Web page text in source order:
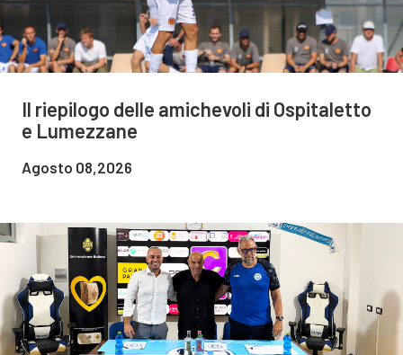
Il riepilogo delle amichevoli di Ospitaletto
e Lumezzane
Agosto 08,2026